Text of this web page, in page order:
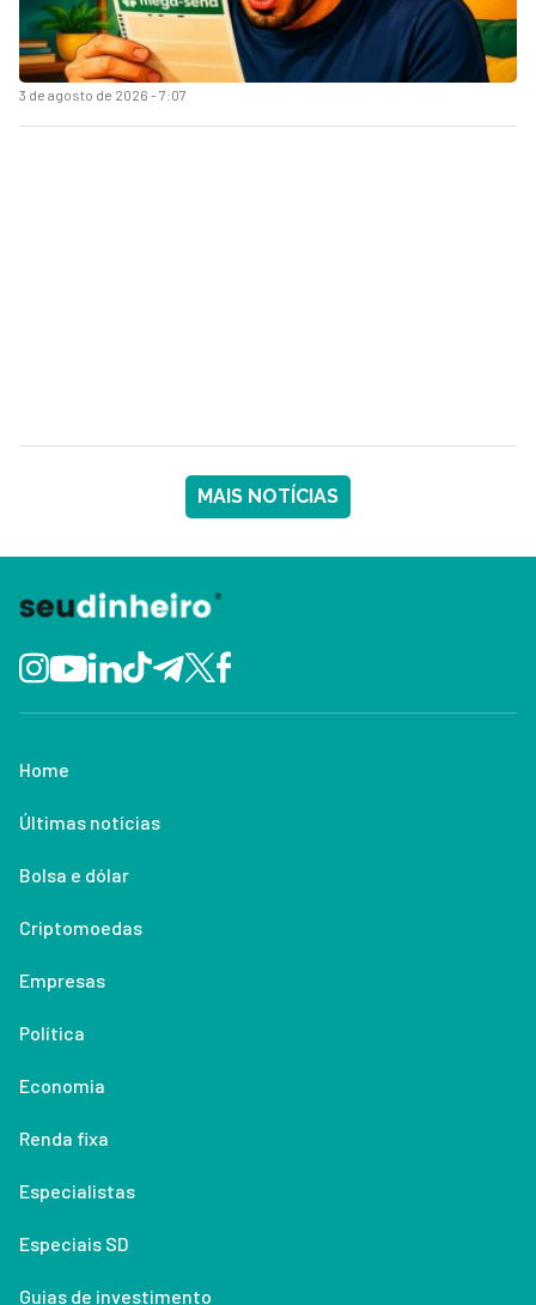
3 de agosto de 2026 - 7:07
MAIS NOTÍCIAS
Home
Últimas notícias
Bolsa e dólar
Criptomoedas
Empresas
Política
Economia
Renda fixa
Especialistas
Especiais SD
Guias de investimento